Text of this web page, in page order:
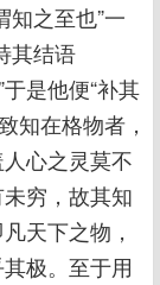
知之至也”一
其结语
是他便“补其
知在格物者，
心之灵莫不
穷，故其知
天下之物，
极。至于用